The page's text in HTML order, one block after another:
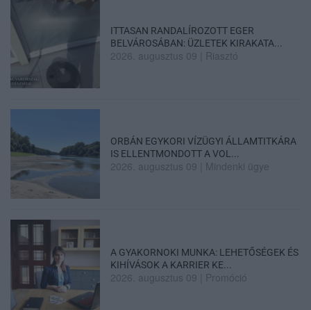
ITTASAN RANDALÍROZOTT EGER
BELVÁROSÁBAN: ÜZLETEK KIRAKATA...
2026. augusztus 09 Riasztó
ORBÁN EGYKORI VÍZÜGYI ÁLLAMTITKÁRA
IS ELLENTMONDOTT A VOL...
2026. augusztus 09 Mindenki ügye
A GYAKORNOKI MUNKA: LEHETŐSÉGEK ÉS
KIHÍVÁSOK A KARRIER KE...
2026. augusztus 09 Promóció